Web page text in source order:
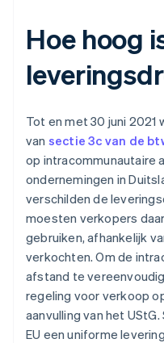
Hoe hoog
Tot en met 30 juni
van sectie 3c van de
op intracommunautaire
ondernemingen in
verschilden de
moesten verkopers
gebruiken, afhankelijk
verkochten. Om de
afstand te
regeling voor verkoop
aanvulling van het
EU een uniforme